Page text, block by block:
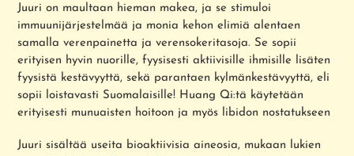
Juuri on maultaan hieman makea, ja se stimuloi
immuunijärjestelmää ja monia kehon elimiä alentaen
samalla verenpainetta ja verensokeritasoja. Se sopii
erityisen hyvin nuorille, fyysisesti aktiivisille ihmisille lisäten
fyysistä kestävyyttä, sekä parantaen kylmänkestävyyttä, eli
sopii loistavasti Suomalaisille! Huang Qi:tä käytetään
erityisesti munuaisten hoitoon ja myös libidon nostatukseen
Juuri sisältää useita bioaktiivisia aineosia, mukaan lukien